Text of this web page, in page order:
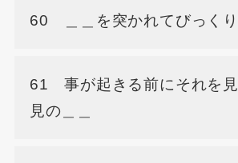
60 ＿＿を突かれてびっくり
61 事が起きる前にそれを
見の＿＿